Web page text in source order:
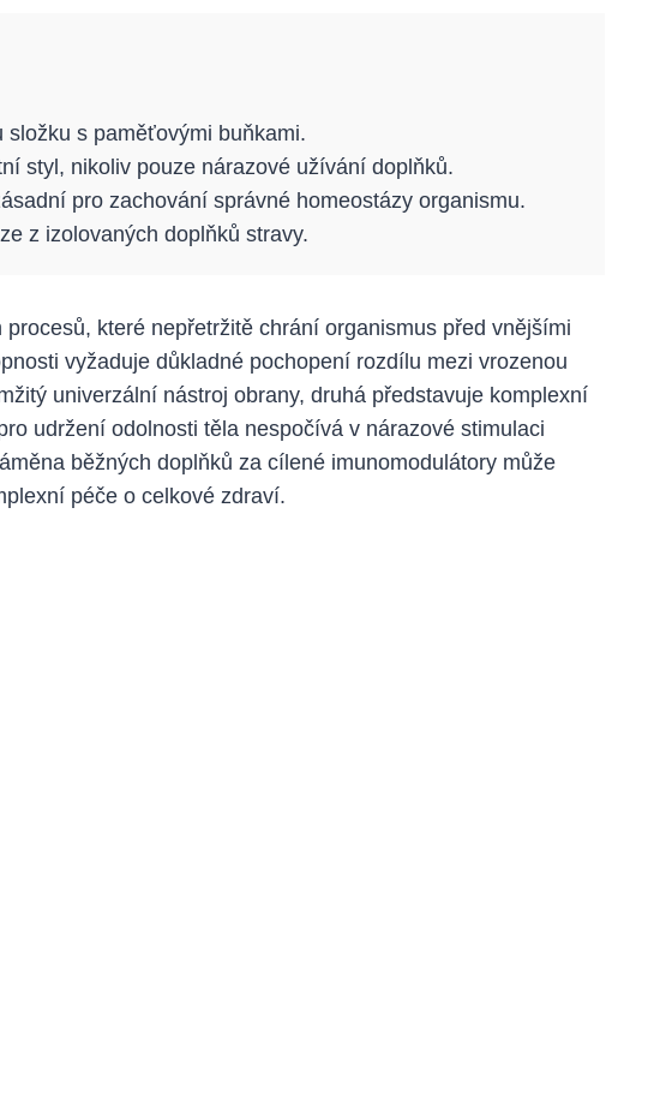
s paměťovými buňkami.
styl, nikoliv pouze nárazové užívání doplňků.
pro zachování správné homeostázy organismu.
z izolovaných doplňků stravy.
které nepřetržitě chrání organismus před vnějšími
vyžaduje důkladné pochopení rozdílu mezi vrozenou
univerzální nástroj obrany, druhá představuje komplexní
udržení odolnosti těla nespočívá v nárazové stimulaci
běžných doplňků za cílené imunomodulátory může
péče o celkové zdraví.